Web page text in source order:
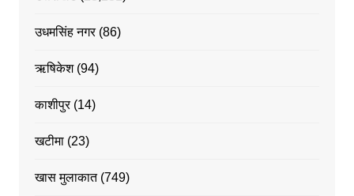
उधमसिंह नगर(86)
ऋषिकेश(94)
काशीपुर(14)
खटीमा(23)
खास मुलाकात(749)